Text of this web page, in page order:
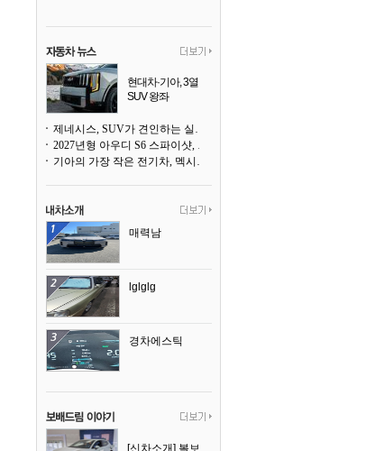
현대차·기아, 3열
SUV 왕좌
아 올까
제네시스, SUV가 견인하는 실적 속 세단도 만만치 않은 저력
2027년형 아우디 S6 스파이샷, 드리프트 준비 완료
기아의 가장 작은 전기차, 멕시코에서 생산된다
매력남
lglglg
경차에스틱
[신차소개] 볼보